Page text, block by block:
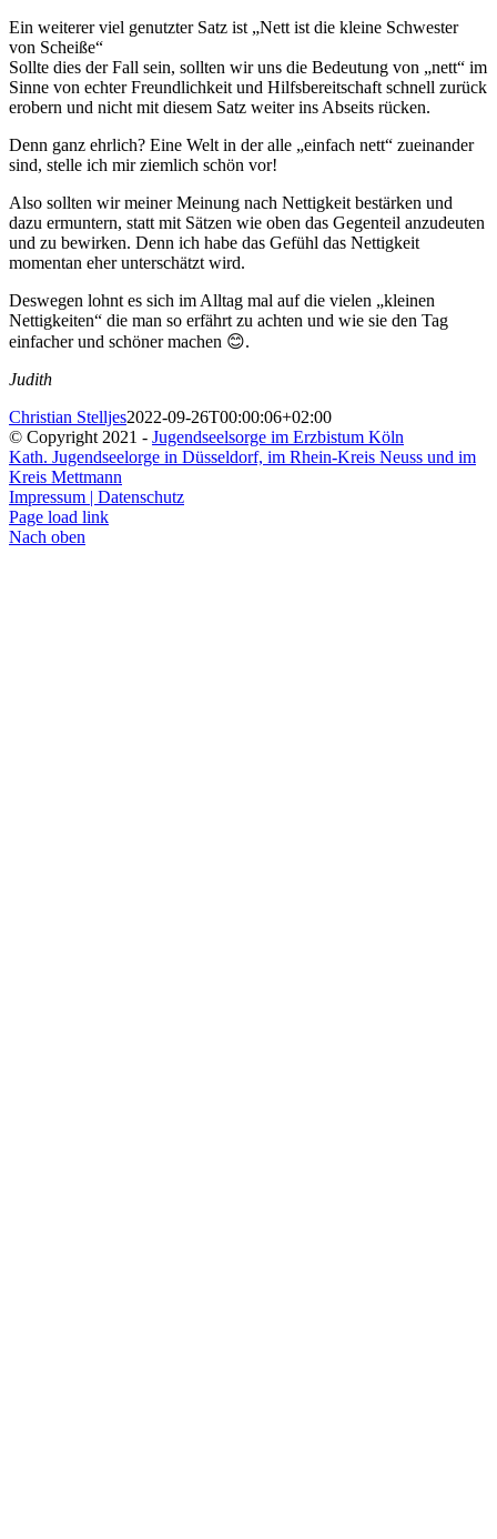
Ein weiterer viel genutzter Satz ist „Nett ist die kleine Schwester
von Scheiße“
Sollte dies der Fall sein, sollten wir uns die Bedeutung von „nett“ im
Sinne von echter Freundlichkeit und Hilfsbereitschaft schnell zurück
erobern und nicht mit diesem Satz weiter ins Abseits rücken.
Denn ganz ehrlich? Eine Welt in der alle „einfach nett“ zueinander
sind, stelle ich mir ziemlich schön vor!
Also sollten wir meiner Meinung nach Nettigkeit bestärken und
dazu ermuntern, statt mit Sätzen wie oben das Gegenteil anzudeuten
und zu bewirken. Denn ich habe das Gefühl das Nettigkeit
momentan eher unterschätzt wird.
Deswegen lohnt es sich im Alltag mal auf die vielen „kleinen
Nettigkeiten“ die man so erfährt zu achten und wie sie den Tag
einfacher und schöner machen 😊.
Judith
Christian Stelljes2022-09-26T00:00:06+02:00
© Copyright 2021 - Jugendseelsorge im Erzbistum Köln
Kath. Jugendseelorge in Düsseldorf, im Rhein-Kreis Neuss und im
Kreis Mettmann
Impressum | Datenschutz
Page load link
Nach oben